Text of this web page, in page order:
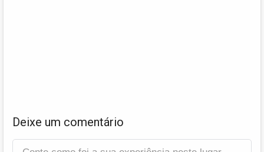
Deixe um comentário